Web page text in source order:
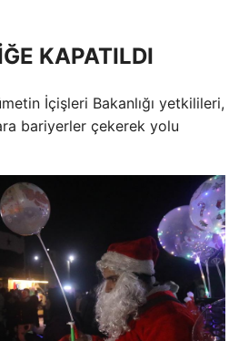
KAPATILDI
İçişleri Bakanlığı yetkilileri,
bariyerler çekerek yolu